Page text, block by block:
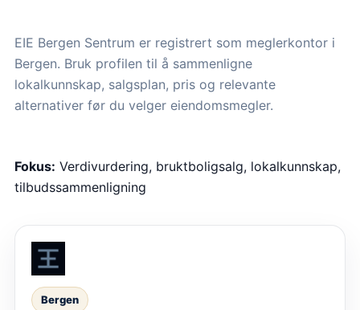
EIE Bergen Sentrum er registrert som meglerkontor i
Bergen. Bruk profilen til å sammenligne
lokalkunnskap, salgsplan, pris og relevante
alternativer før du velger eiendomsmegler.
Fokus: Verdivurdering, bruktboligsalg, lokalkunnskap,
tilbudssammenligning
Bergen